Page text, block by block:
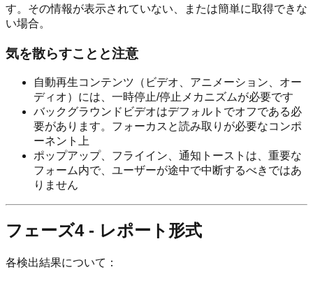
す。その情報が表示されていない、または簡単に取得できな
い場合。
気を散らすことと注意
自動再生コンテンツ（ビデオ、アニメーション、オー
ディオ）には、一時停止/停止メカニズムが必要です
バックグラウンドビデオはデフォルトでオフである必
要があります。フォーカスと読み取りが必要なコンポ
ーネント上
ポップアップ、フライイン、通知トーストは、重要な
フォーム内で、ユーザーが途中で中断するべきではあ
りません
フェーズ4 - レポート形式
各検出結果について：